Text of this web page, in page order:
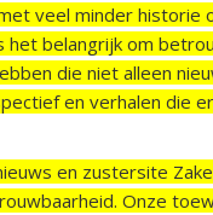
veel minder historie
het belangrijk om
die niet alleen
en verhalen die
en zustersite
Onze